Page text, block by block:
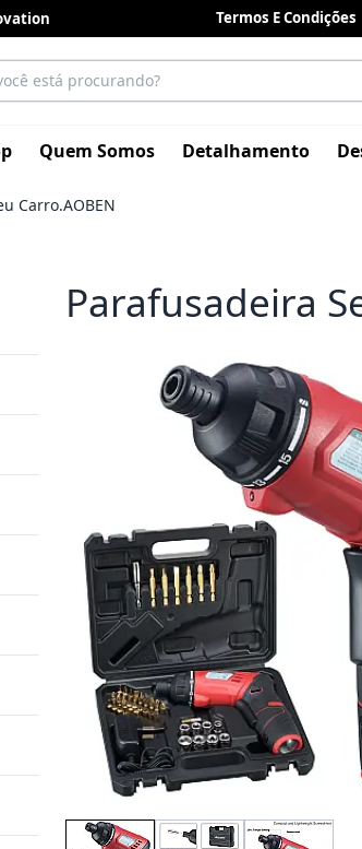
Termos E Condições
Quem Somos Detalhamento
Carro.AOBEN
Parafusadeira